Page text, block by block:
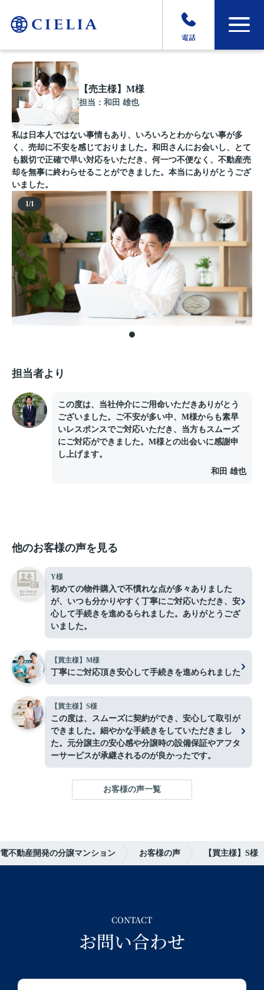
電話
【売主様】M様
担当：和田 雄也
私は日本人ではない事情もあり、いろいろとわからない事が多
く、売却に不安を感じておりました。和田さんにお会いし、とて
も親切で正確で早い対応をいただき、何一つ不便なく、不動産売
却を無事に終わらせることができました。本当にありがとうござ
いました。
1/1
担当者より
この度は、当社仲介にご用命いただきありがとう
ございました。ご不安が多い中、M様からも素早
いレスポンスでご対応いただき、当方もスムーズ
にご対応ができました。M様との出会いに感謝申
し上げます。
和田 雄也
他のお客様の声を見る
Y様
初めての物件購入で不慣れな点が多々ありました
が、いつも分かりやすく丁寧にご対応いただき、安
心して手続きを進めるられました。ありがとうござ
いました。
【買主様】M様
丁寧にご対応頂き安心して手続きを進められました
【買主様】S様
この度は、スムーズに契約ができ、安心して取引が
できました。細やかな手続きをしていただきまし
た。元分譲主の安心感や分譲時の設備保証やアフタ
ーサービスが承継されるのが良かったです。
お客様の声一覧
不動産開発の分譲マンション お客様の声 【買主様】S様
CONTACT
お問い合わせ